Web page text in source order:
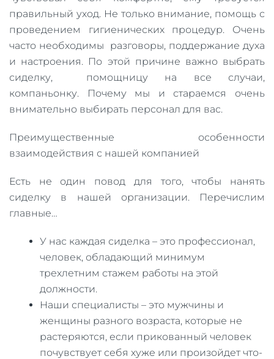
правильный уход. Не только внимание, помощь с
проведением гигиенических процедур. Очень
часто необходимы разговоры, поддержание духа
и настроения. По этой причине важно выбрать
сиделку, помощницу на все случаи,
компаньонку. Почему мы и стараемся очень
внимательно выбирать персонал для вас.
Преимущественные особенности
взаимодействия с нашей компанией
Есть не один повод для того, чтобы нанять
сиделку в нашей организации. Перечислим
главные…
У нас каждая сиделка – это профессионал,
человек, обладающий минимум
трехлетним стажем работы на этой
должности.
Наши специалисты – это мужчины и
женщины разного возраста, которые не
растеряются, если прикованный человек
почувствует себя хуже или произойдет что-